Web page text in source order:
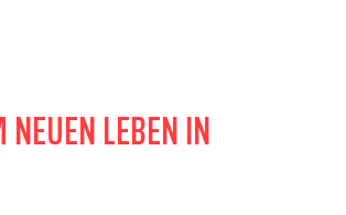
LEBEN IN